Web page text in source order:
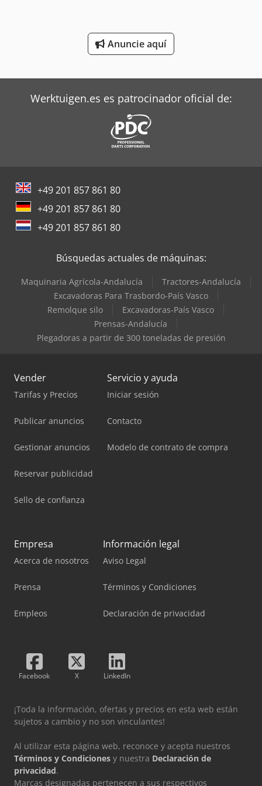
Zeppelin Silos
Anuncie aquí
Werktuigen.es es patrocinador oficial de:
+49 201 857 861 80
+49 201 857 861 80
+49 201 857 861 80
Búsquedas actuales de máquinas:
Maquinaria Agrícola-Andalucía
Tractores-Andalucía
Excavadoras Para Trasbordo-País Vasco
Remolque silo
Excavadoras-País Vasco
Prensas-Andalucía
Plegadoras a partir de 300 toneladas de presión
Vender
Tarifas y Precios
Publicar anuncios
Gestionar anuncios
Reservar publicidad
Sello de confianza
Servicio y ayuda
Iniciar sesión
Contacto
Modelo de contrato de compra
Empresa
Acerca de nosotros
Prensa
Empleos
Información legal
Aviso Legal
Términos y Condiciones
Declaración de privacidad
Facebook X LinkedIn
¡Toda la información, ofertas y precios en esta web están
sujetos a cambio y no son vinculantes!
Al utilizar esta página web, reconoce y acepta nuestros
Términos y Condiciones y nuestra Declaración de
privacidad.
Marcas designadas pertenecen a sus respectivos